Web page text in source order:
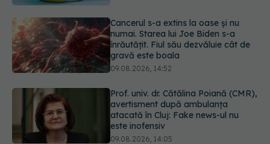
Prof. univ. dr. Cătălina Poiană (CMR),
avertisment după ambulanța
atacată în Cluj: Fake news-ul nu
este inofensiv
09.08.2026, 14:05
Ora la care mănânci ar putea
influența oasele după vârsta de 50
de ani
09.08.2026, 14:00